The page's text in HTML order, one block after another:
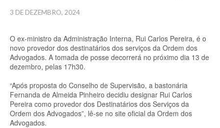
3 DE DEZEMBRO, 2024
O ex-ministro da Administração Interna, Rui Carlos Pereira, é o
novo provedor dos destinatários dos serviços da Ordem dos
Advogados. A tomada de posse decorrerá no próximo dia 13 de
dezembro, pelas 17h30.
“Após proposta do Conselho de Supervisão, a bastonária
Fernanda de Almeida Pinheiro decidiu designar Rui Carlos
Pereira como provedor dos Destinatários dos Serviços da
Ordem dos Advogados”, lê-se no site oficial da Ordem dos
Advogados.